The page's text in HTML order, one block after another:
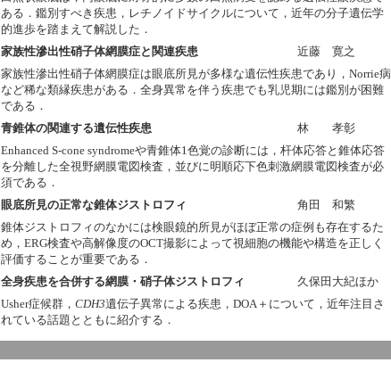
ある．鑑別すべき疾患，レチノイドサイクルについて，近年の分子遺伝学
的進歩を踏まえて解説した．
家族性滲出性硝子体網膜症と関連疾患
近藤 寛之
家族性滲出性硝子体網膜症は眼底所見が多様な遺伝性疾患であり，Norrie病
など稀な類縁疾患がある．全身異常を伴う疾患でも乳児期には鑑別が困難
である．
青錐体の関連する遺伝性疾患
林 孝彰
Enhanced S-cone syndromeや青錐体1色覚の診断には，杆体応答と錐体応答
を分離した全視野網膜電図検査，並びに明順応下色刺激網膜電図検査が必
須である．
眼底所見の正常な錐体ジストロフィ
角田 和繁
錐体ジストロフィのなかには検眼鏡的所見がほぼ正常の症例も存在するた
め，ERG検査や高解像度のOCT撮影によって視細胞の機能や構造を正しく
評価することが重要である．
全身疾患を合併する網膜・硝子体ジストロフィ
久保田大紀ほか
Usher症候群， CDH3遺伝子異常による疾患，DOA＋について，近年注目さ
れている話題とともに紹介する．